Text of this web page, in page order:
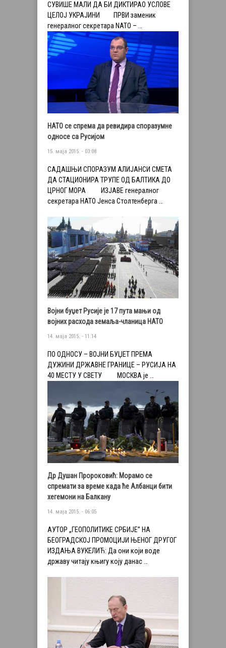
СУВИШЕ МАЛИ ДА БИ ДИКТИРАО УСЛОВЕ
ЦЕЛОЈ УКРАЈИНИ ПРВИ заменик
генералног секретара NATO – …
НАТО се спрема да ревидира споразумне
односе са Русијом
15. маја 2015. - 03:08
САДАШЊИ СПОРАЗУМ АЛИЈАНСИ СМЕТА
ДА СТАЦИОНИРА ТРУПЕ ОД БАЛТИКА ДО
ЦРНОГ МОРА ИЗЈАВЕ генералног
секретара НАТО Јенса Столтенберга …
Војни буџет Русије је 17 пута мањи од
војних расхода земаља-чланица НАТО
14. маја 2015. - 11:14
ПО ОДНОСУ – ВОЈНИ БУЏЕТ ПРЕМА
ДУЖИНИ ДРЖАВНЕ ГРАНИЦЕ – РУСИЈА НА
40 МЕСТУ У СВЕТУ МОСКВА је …
Др Душан Пророковић: Морамо се
спремати за време када ће Албанци бити
хегемони на Балкану
14. маја 2015. - 06:05
АУТОР „ГЕОПОЛИТИКЕ СРБИЈЕ” НА
БЕОГРАДСКОЈ ПРОМОЦИЈИ ЊЕНОГ ДРУГОГ
ИЗДАЊА ВУКЕЛИЋ: Да они који воде
државу читају књигу коју данас …